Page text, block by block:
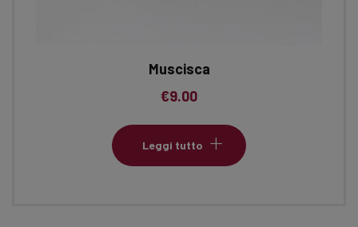
Muscisca
€9.00
Leggi tutto